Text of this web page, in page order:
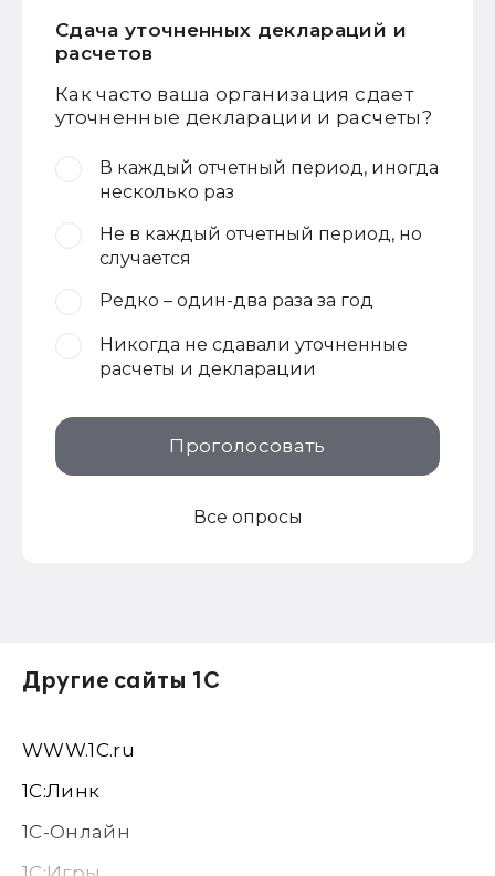
Сдача уточненных деклараций и
расчетов
Как часто ваша организация сдает
уточненные декларации и расчеты?
В каждый отчетный период, иногда
несколько раз
Не в каждый отчетный период, но
случается
Редко – один-два раза за год
Никогда не сдавали уточненные
расчеты и декларации
Проголосовать
Все опросы
Другие сайты 1С
WWW.1С.ru
1С:Линк
1С-Онлайн